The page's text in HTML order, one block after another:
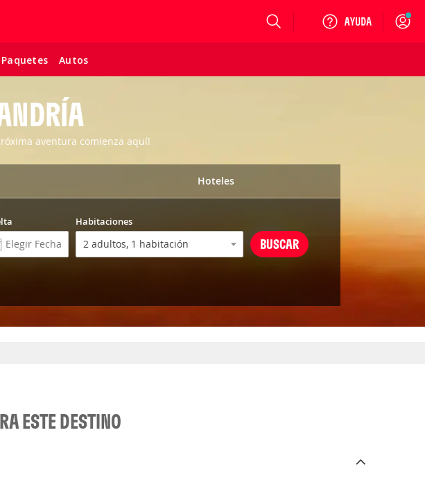
Paquetes Autos
Login
aventura comienza aquí!
Hoteles
Habitaciones
ESTE DESTINO